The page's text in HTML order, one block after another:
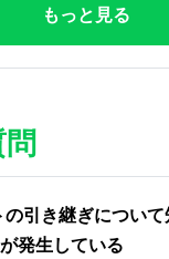
もっと見る
引き継ぎについ
発生している